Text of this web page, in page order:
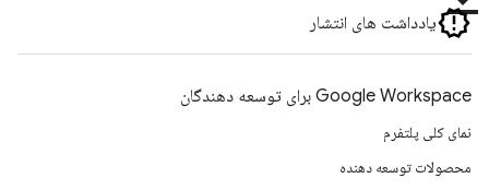
یادداشت های انتشار
Google Workspace برای توسعه دهندگان
نمای کلی پلتفرم
محصولات توسعه دهنده